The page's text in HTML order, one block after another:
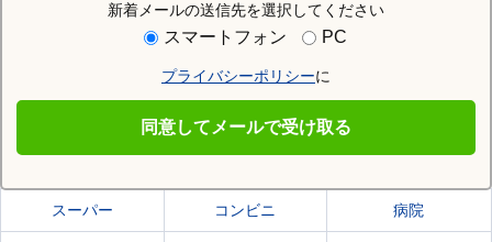
新着メールの送信先を選択してください
スマートフォン PC
プライバシーポリシーに
同意してメールで受け取る
住む街研究所で栗東市の情報を見る
栗東市の施設一覧
スーパー コンビニ 病院